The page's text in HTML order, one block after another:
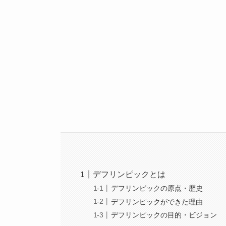
デフリンピックとは
デフリンピックの原点・歴史
デフリンピックができた理由
デフリンピックの目的・ビジョン